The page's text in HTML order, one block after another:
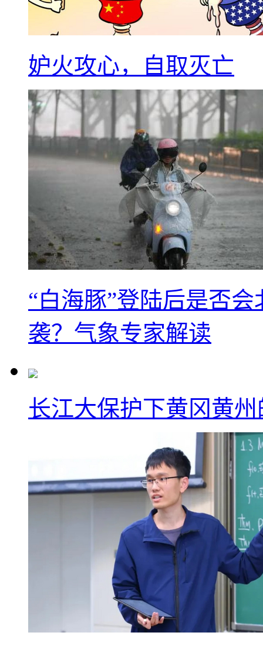
妒火攻心，自取灭亡
“白海豚”登陆后是否
袭？气象专家解读
长江大保护下黄冈黄